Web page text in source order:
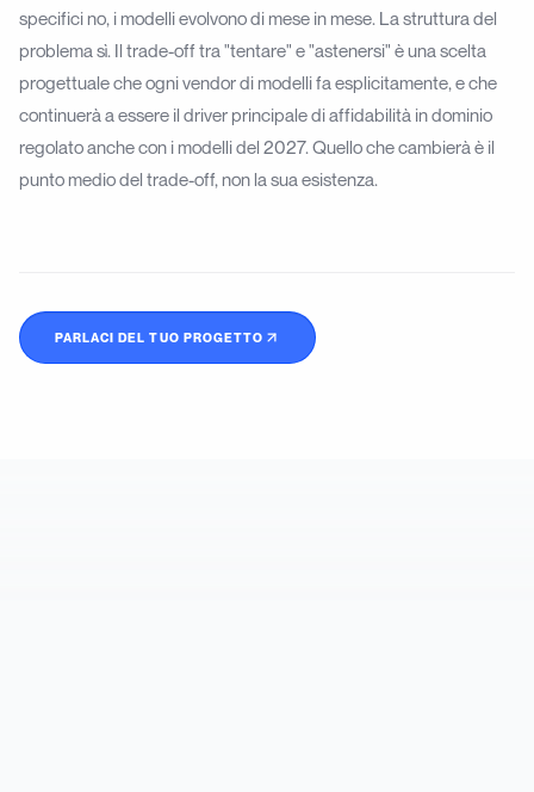
specifici no, i modelli evolvono di mese in mese. La struttura del
problema sì. Il trade-off tra "tentare" e "astenersi" è una scelta
progettuale che ogni vendor di modelli fa esplicitamente, e che
continuerà a essere il driver principale di affidabilità in dominio
regolato anche con i modelli del 2027. Quello che cambierà è il
punto medio del trade-off, non la sua esistenza.
PARLACI DEL TUO PROGETTO